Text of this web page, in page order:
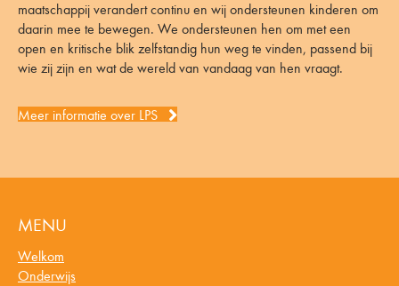
maatschappij verandert continu en wij ondersteunen kinderen om
daarin mee te bewegen. We ondersteunen hen om met een
open en kritische blik zelfstandig hun weg te vinden, passend bij
wie zij zijn en wat de wereld van vandaag van hen vraagt.
Meer informatie over LPS
MENU
Welkom
Onderwijs